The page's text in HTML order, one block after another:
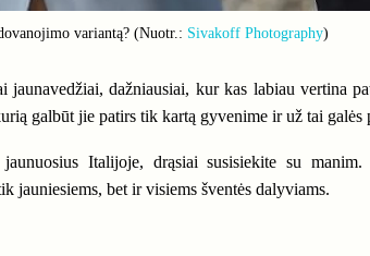
variantą? (Nuotr.: Sivakoff Photography)
dažniausiai, kur kas labiau vertina
galbūt jie patirs tik kartą gyvenime ir už tai galės
Italijoje, drąsiai susisiekite su
jauniesiems, bet ir visiems šventės dalyviams.